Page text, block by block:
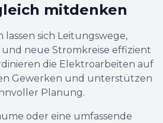
mitdenken
lassen sich Leitungswege,
neue Stromkreise effizient
die Elektroarbeiten auf
Gewerken und unterstützen
Planung.
oder eine umfassende